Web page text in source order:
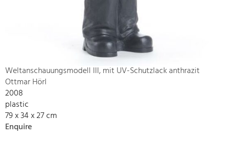
Weltanschauungsmodell III, mit UV-Schutzlack anthrazit
Ottmar Hörl
2008
plastic
79 x 34 x 27 cm
Enquire